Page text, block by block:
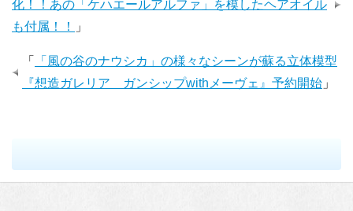
化！！あの「ケハエールアルファ」を模したヘアオイル
も付属！！
」
「
「風の谷のナウシカ」の様々なシーンが蘇る立体模型
『想造ガレリア ガンシップwithメーヴェ』予約開始 」